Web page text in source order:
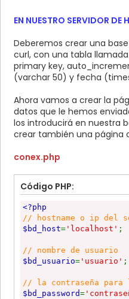
EN NUESTRO SERVIDOR DE
Deberemos crear una
curl, con una tabla
primary key,
(varchar 50) y fecha
Ahora vamos a crear la
datos que le hemos
los introducirá en nuestra
crear también una página
conex.php
Código PHP:
<?php
// hostname o ip del
$bd_host= 'localhost' ;
// nombre de usuario
$bd_usuario= 'usuario' ;
// la contraseña para
$bd_password=